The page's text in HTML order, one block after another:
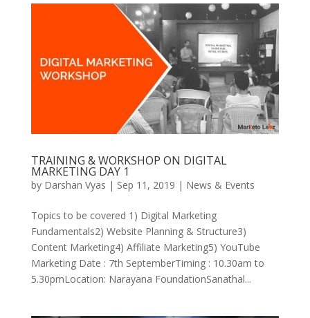
TRAINING & WORKSHOP ON DIGITAL
MARKETING DAY 1
by Darshan Vyas | Sep 11, 2019 | News & Events
Topics to be covered 1) Digital Marketing
Fundamentals2) Website Planning & Structure3)
Content Marketing4) Affiliate Marketing5) YouTube
Marketing Date : 7th SeptemberTiming : 10.30am to
5.30pmLocation: Narayana FoundationSanathal...